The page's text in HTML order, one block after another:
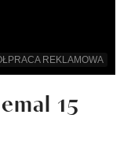
REKLAMOWA
15